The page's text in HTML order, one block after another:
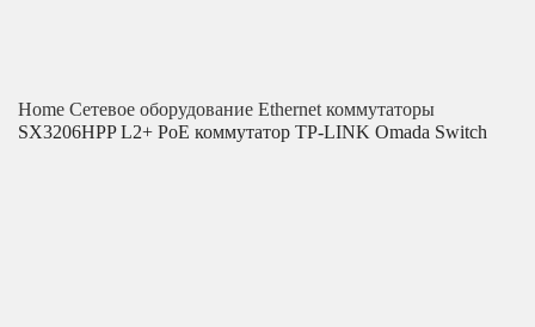
Home Сетевое оборудование Ethernet коммутаторы
SX3206HPP L2+ PoE коммутатор TP-LINK Omada Switch